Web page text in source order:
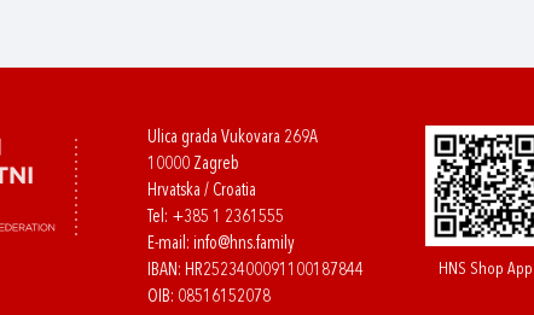
Ulica grada Vukovara 269A
10000 Zagreb
Hrvatska / Croatia
Tel: +385 1 2361555
E-mail: info@hns.family
IBAN: HR2523400091100187844
OIB: 08516152078
HNS Shop App